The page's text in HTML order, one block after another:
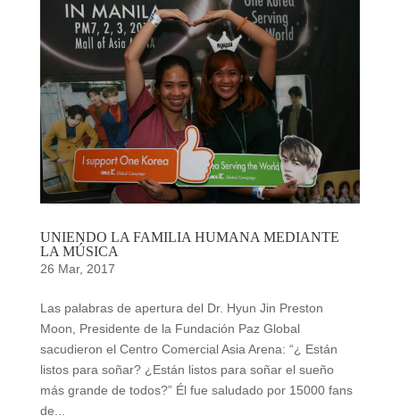
UNIENDO LA FAMILIA HUMANA MEDIANTE
LA MÚSICA
26 Mar, 2017
Las palabras de apertura del Dr. Hyun Jin Preston
Moon, Presidente de la Fundación Paz Global
sacudieron el Centro Comercial Asia Arena: “¿ Están
listos para soñar? ¿Están listos para soñar el sueño
más grande de todos?” Él fue saludado por 15000 fans
de...